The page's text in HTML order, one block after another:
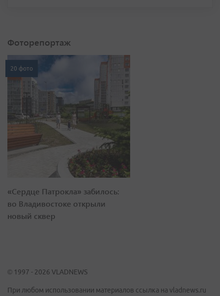
Фоторепортаж
20 фото
«Сердце Патрокла» забилось:
во Владивостоке открыли
новый сквер
© 1997 - 2026 VLADNEWS
При любом использовании материалов ссылка на vladnews.ru